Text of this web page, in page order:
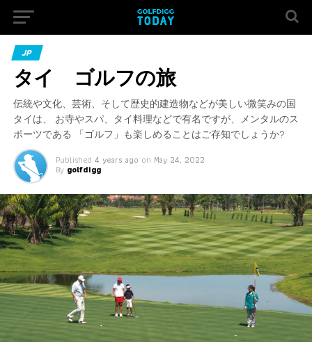
JP
タイ ゴルフの旅
伝統や文化、芸術、そして歴史的建造物などが美しい微笑みの国
タイは、 お寺やスパ、タイ料理などで有名ですが、メンタルのス
ポーツである 「ゴルフ」も楽しめることはご存知でしょうか?
Published 4 years ago on May 24, 2022
By golfdigg